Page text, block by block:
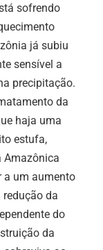
sofrendo
já subiu
sensível a
precipitação.
da
haja uma
estufa,
Amazônica
a um aumento
redução da
do
da